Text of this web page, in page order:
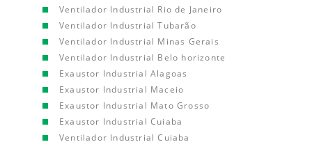
Ventilador Industrial Rio de Janeiro
Ventilador Industrial Tubarão
Ventilador Industrial Minas Gerais
Ventilador Industrial Belo horizonte
Exaustor Industrial Alagoas
Exaustor Industrial Maceio
Exaustor Industrial Mato Grosso
Exaustor Industrial Cuiaba
Ventilador Industrial Cuiaba